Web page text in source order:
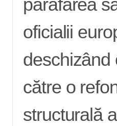
parafarea
oficialii
deschizând
către o
structurală a